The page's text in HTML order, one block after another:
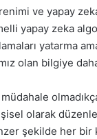
ve yapay
yapay zeka
yatarma
olan bilgiye
olarak
şekilde her bir